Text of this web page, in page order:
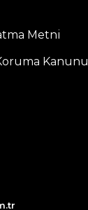
Metni
Kanunu